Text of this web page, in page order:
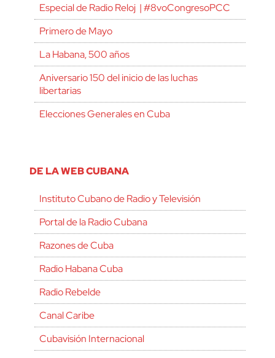
Especial de Radio Reloj | #8voCongresoPCC
Primero de Mayo
La Habana, 500 años
Aniversario 150 del inicio de las luchas
libertarias
Elecciones Generales en Cuba
DE LA WEB CUBANA
Instituto Cubano de Radio y Televisión
Portal de la Radio Cubana
Razones de Cuba
Radio Habana Cuba
Radio Rebelde
Canal Caribe
Cubavisión Internacional